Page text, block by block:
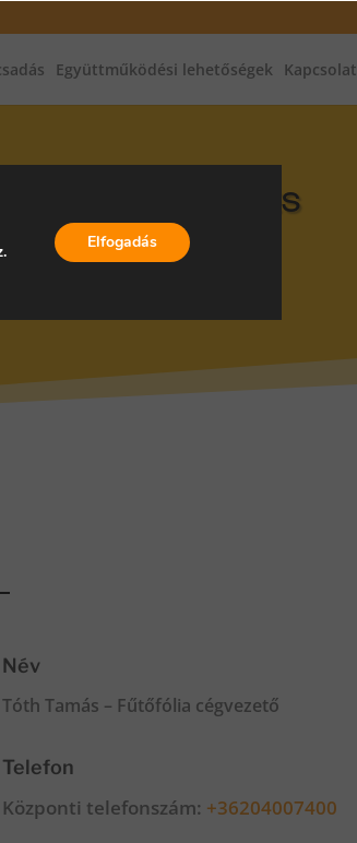
Együttműködési lehetőségek Kapcsolat
PADLÓFŰTÉS
Név
Tóth Tamás – Fűtőfólia cégvezető
Telefon
Központi telefonszám: +36204007400
Elfogadás